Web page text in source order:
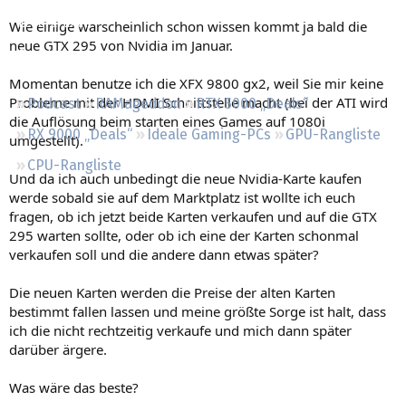
Leserartikel
Regeln
Podcast RAMageddon
RTX 5000 „Deals“
RX 9000 „Deals“
Ideale Gaming-PCs
GPU-Rangliste
CPU-Rangliste
Wie einige warscheinlich schon wissen kommt ja bald die
neue GTX 295 von Nvidia im Januar.
Momentan benutze ich die XFX 9800 gx2, weil Sie mir keine
Probleme mit der HDMI Schnittstelle macht (bei der ATI wird
die Auflösung beim starten eines Games auf 1080i
umgestellt).
Und da ich auch unbedingt die neue Nvidia-Karte kaufen
werde sobald sie auf dem Marktplatz ist wollte ich euch
fragen, ob ich jetzt beide Karten verkaufen und auf die GTX
295 warten sollte, oder ob ich eine der Karten schonmal
verkaufen soll und die andere dann etwas später?
Die neuen Karten werden die Preise der alten Karten
bestimmt fallen lassen und meine größte Sorge ist halt, dass
ich die nicht rechtzeitig verkaufe und mich dann später
darüber ärgere.
Was wäre das beste?